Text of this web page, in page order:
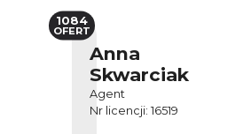
Anna
Skwarciak
Agent
Nr licencji: 16519
1084
OFERT